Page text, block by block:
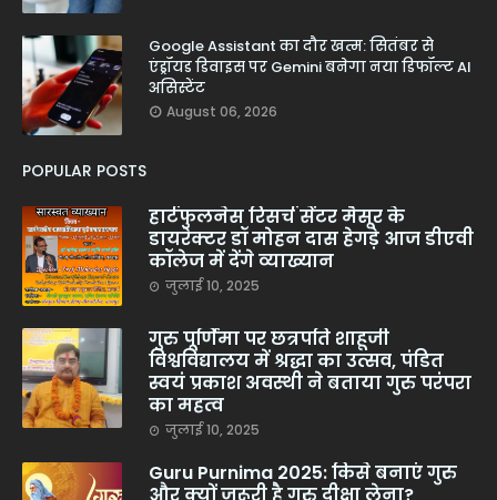
Google Assistant का दौर खत्म: सितंबर से
एंड्रॉयड डिवाइस पर Gemini बनेगा नया डिफॉल्ट AI
असिस्टेंट
August 06, 2026
POPULAR POSTS
हार्टफुलनेस रिसर्च सेंटर मैसूर के
डायरेक्टर डॉ मोहन दास हेगड़े आज डीएवी
कॉलेज में देंगे व्याख्यान
जुलाई 10, 2025
गुरु पूर्णिमा पर छत्रपति शाहूजी
विश्वविद्यालय में श्रद्धा का उत्सव, पंडित
स्वयं प्रकाश अवस्थी ने बताया गुरु परंपरा
का महत्व
जुलाई 10, 2025
Guru Purnima 2025: किसे बनाएं गुरु